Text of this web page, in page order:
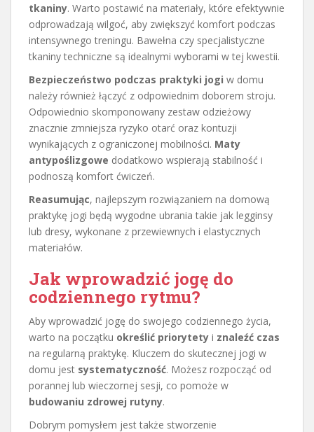
tkaniny. Warto postawić na materiały, które efektywnie
odprowadzają wilgoć, aby zwiększyć komfort podczas
intensywnego treningu. Bawełna czy specjalistyczne
tkaniny techniczne są idealnymi wyborami w tej kwestii.
Bezpieczeństwo podczas praktyki jogi w domu
należy również łączyć z odpowiednim doborem stroju.
Odpowiednio skomponowany zestaw odzieżowy
znacznie zmniejsza ryzyko otarć oraz kontuzji
wynikających z ograniczonej mobilności. Maty
antypoślizgowe dodatkowo wspierają stabilność i
podnoszą komfort ćwiczeń.
Reasumując, najlepszym rozwiązaniem na domową
praktykę jogi będą wygodne ubrania takie jak legginsy
lub dresy, wykonane z przewiewnych i elastycznych
materiałów.
Jak wprowadzić jogę do
codziennego rytmu?
Aby wprowadzić jogę do swojego codziennego życia,
warto na początku określić priorytety i znaleźć czas
na regularną praktykę. Kluczem do skutecznej jogi w
domu jest systematyczność. Możesz rozpocząć od
porannej lub wieczornej sesji, co pomoże w
budowaniu zdrowej rutyny.
Dobrym pomysłem jest także stworzenie